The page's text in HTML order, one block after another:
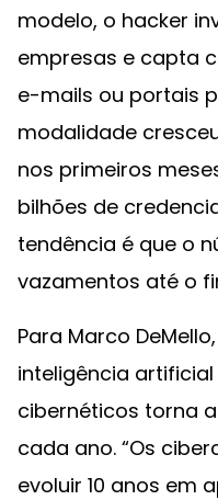
modelo, o hacker
empresas e capta
e-mails ou portais
modalidade
nos primeiros
bilhões de
tendência é que o
vazamentos até o
Para Marco
inteligência
cibernéticos torna
cada ano. “Os
evoluir 10 anos em